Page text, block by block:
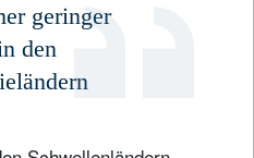
geringer
den